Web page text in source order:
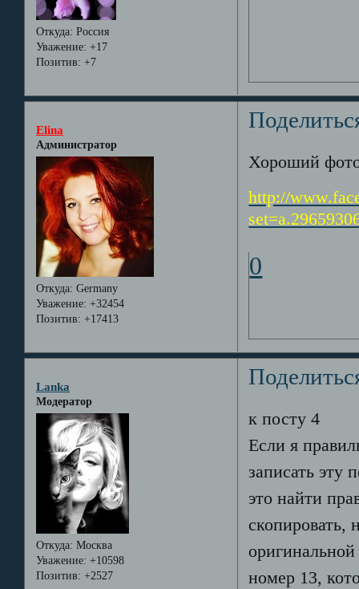
Откуда: Россия
Уважение: +17
Позитив: +7
Elina
Администратор
Откуда: Germany
Уважение: +32454
Позитив: +17413
Хороший
http://
0
Lanka
Модератор
Откуда: Москва
Уважение: +10598
Позитив: +2527
к посту 4
Если я
записать эту
это найти
скопировать,
номер 13,